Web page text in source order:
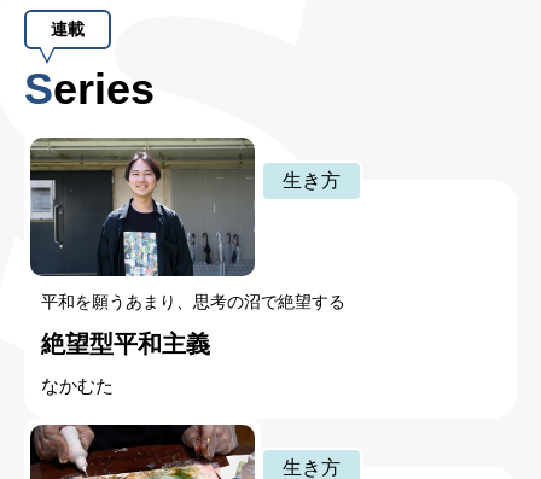
連載
Series
生き方
平和を願うあまり、思考の沼で絶望する
絶望型平和主義
なかむた
生き方